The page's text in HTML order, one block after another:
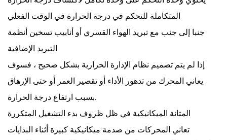
المتكاملة للتحكم في درجة الحرارة في الوقت الفعلي
جنبا إلى جنب مع تبريد الهواء القسري أو أنابيب تسخين أنظمة
التبريد الإضافية
إذا لم يتم تصميم نظام الإدارة الحرارية بشكل صحيح ، فسوف
يعاني المحرك من تدهور الأداء أو تقصير العمر أو حتى الإرهاق
بسبب ارتفاع درجة الحرارة.
المتانة الميكانيكية في ظل ظروف بدء التشغيل المتكررة
تعاني المحركات من صدمة ميكانيكية كبيرة أثناء البدايات